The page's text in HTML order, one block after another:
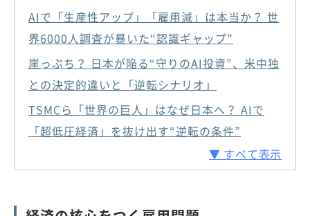
AIで「生産性アップ」「雇用減」は本当か？ 世
界6000人調査が暴いた“認識ギャップ”
崖っぷち？ 日本が陥る“守りのAI投資”、米中独
との決定的違いと「逆転シナリオ」
TSMCら「世界の巨人」はなぜ日本へ？ AIで
「超低圧経済」を抜け出す“逆転の条件”
▼ すべて表示